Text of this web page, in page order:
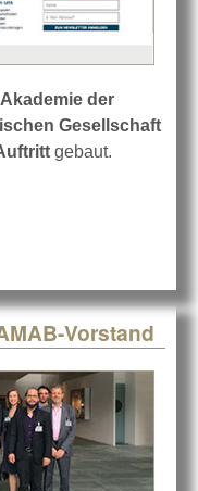
Akademie der
Gesellschaft
gebaut.
Vorstand